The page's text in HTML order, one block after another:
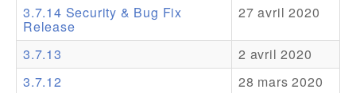
3.7.14 Security & Bug Fix
Release
27 avril 2020
3.7.13
2 avril 2020
3.7.12
28 mars 2020